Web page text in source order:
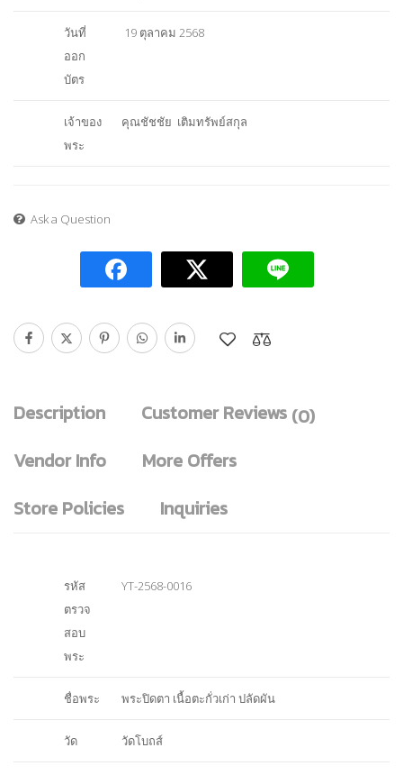
วันที่
ออก
บัตร
19 ตุลาคม 2568
เจ้าของ
พระ
คุณชัชชัย เติมทรัพย์สกุล
Ask a Question
Description Customer Reviews (0)
Vendor Info
More Offers
Store Policies
Inquiries
รหัส
ตรวจ
สอบ
พระ
YT-2568-0016
ชื่อพระ พระปิดตา เนื้อตะกั่วเก่า ปลัดผัน
วัด วัดโบถส์